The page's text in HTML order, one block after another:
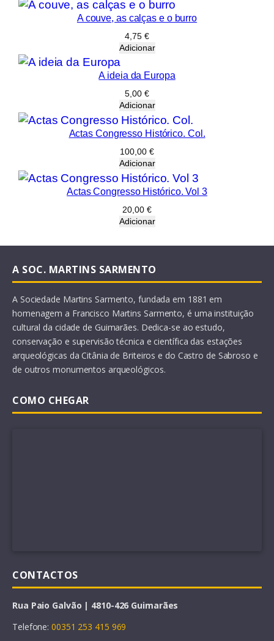
t
A couve, as calças e o burro
4,75 €
Adicionar
A ideia da Europa
5,00 €
Adicionar
Actas Congresso Histórico. Col.
100,00 €
Adicionar
Actas Congresso Histórico. Vol 3
20,00 €
Adicionar
A SOC. MARTINS SARMENTO
A Sociedade Martins Sarmento, fundada em 1881 em
homenagem a Francisco Martins Sarmento, é uma instituição
cultural da cidade de Guimarães. Dedica-se ao estudo,
conservação e supervisão técnica e científica das estações
arqueológicas da Citânia de Briteiros e do Castro de Sabroso e
de outros monumentos arqueológicos.
COMO CHEGAR
CONTACTOS
Rua Paio Galvão | 4810-426 Guimarães
Telefone:00351 253 415 969